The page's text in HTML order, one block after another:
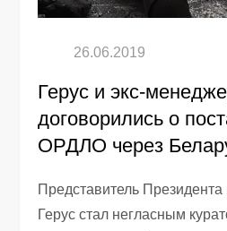
Герус и экс-
договорились о
ОРДЛО через
Представитель
Герус стал негласным